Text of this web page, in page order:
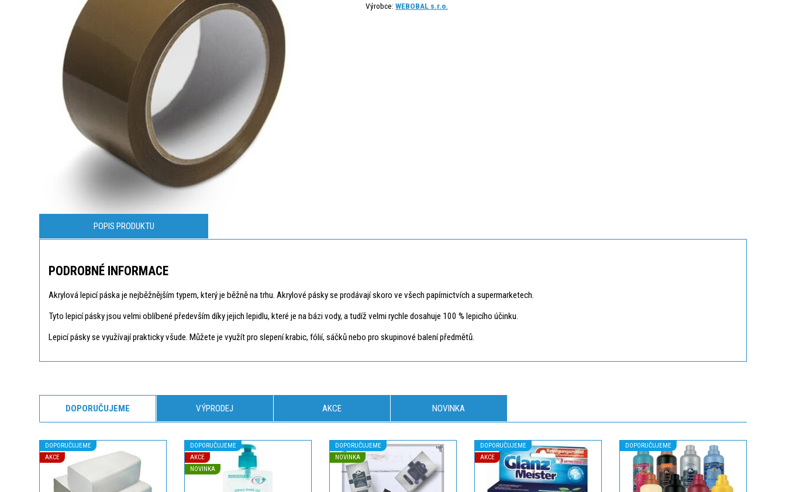
Výrobce: WEBOBAL s.r.o.
POPIS PRODUKTU
PODROBNÉ INFORMACE
Akrylová lepicí páska je nejběžnějším typem, který je běžně na trhu. Akrylové pásky se prodávají skoro ve všech papírnictvích a supermarketech.
Tyto lepicí pásky jsou velmi oblíbené především díky jejich lepidlu, které je na bázi vody, a tudíž velmi rychle dosahuje 100 % lepicího účinku.
Lepicí pásky se využívají prakticky všude. Můžete je využít pro slepení krabic, fólií, sáčků nebo pro skupinové balení předmětů.
DOPORUČUJEME VÝPRODEJ AKCE NOVINKA
DOPORUČUJEME
AKCE
DOPORUČUJEME
AKCE
NOVINKA
DOPORUČUJEME
NOVINKA
DOPORUČUJEME
AKCE
DOPORUČUJEME